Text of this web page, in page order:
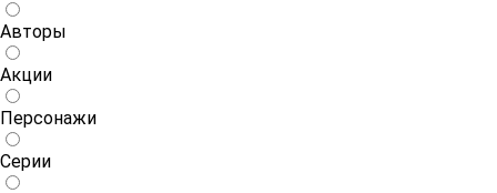
Авторы
Акции
Персонажи
Серии